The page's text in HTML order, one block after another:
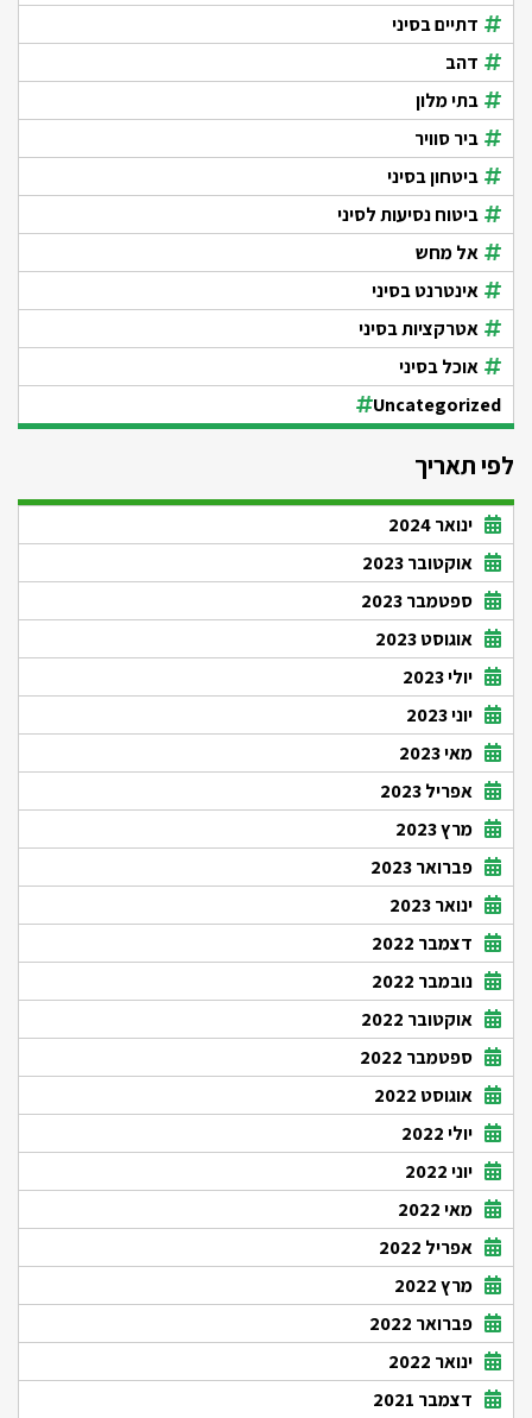
דתיים בסיני
דהב
בתי מלון
ביר סוויר
ביטחון בסיני
ביטוח נסיעות לסיני
אל מחש
אינטרנט בסיני
אטרקציות בסיני
אוכל בסיני
Uncategorized
לפי תאריך
ינואר 2024
אוקטובר 2023
ספטמבר 2023
אוגוסט 2023
יולי 2023
יוני 2023
מאי 2023
אפריל 2023
מרץ 2023
פברואר 2023
ינואר 2023
דצמבר 2022
נובמבר 2022
אוקטובר 2022
ספטמבר 2022
אוגוסט 2022
יולי 2022
יוני 2022
מאי 2022
אפריל 2022
מרץ 2022
פברואר 2022
ינואר 2022
דצמבר 2021